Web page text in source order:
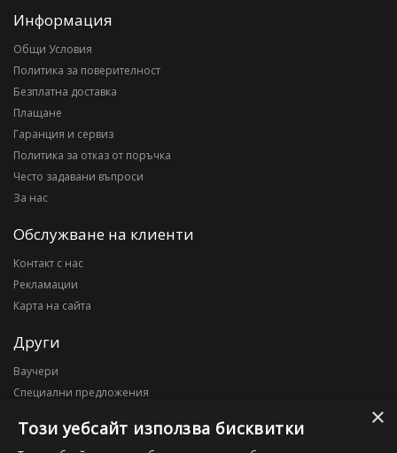
Информация
Общи Условия
Политика за поверителност
Безплатна доставка
Плащане
Гаранция и сервиз
Политика за отказ от поръчка
Често задавани въпроси
За нас
Обслужване на клиенти
Контакт с нас
Рекламации
Карта на сайта
Други
Ваучери
Специални предложения
×
Този уебсайт използва бисквитки